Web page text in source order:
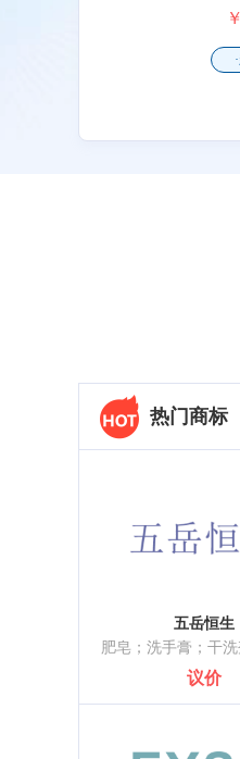
￥
热门商标
五岳恒生
议价